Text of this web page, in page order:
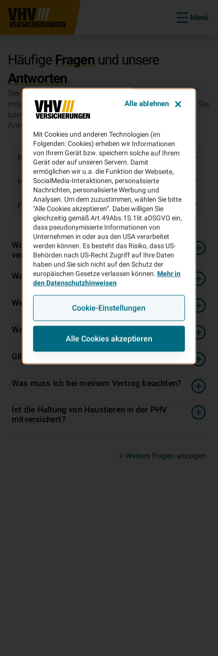
Menü
Häufige Fragen und unsere
Antworten.
Sie haben Fragen zu unseren Versicherungen? Sie
möchten wissen, wie es im Schadenfall weitergeht? Sie
benötigen Infos zu Ihrem Vertrag? Hier finden Sie
Antworten.
Unsere FAQs
Produkte
Haftpflicht
PHV
Wozu brauche ich eine Privat­-Haft­pflicht­
versicherung?
Was ist mit der PHV versichert?
Wer ist haft­pflicht­versichert?
Was ist von der PHV ausgeschlossen?
Gilt die PHV auch im Ausland?
Was muss ich bei meinem Vertrag beachten?
Ist die Haltung von Haustieren in der PHV
mitversichert?
Weitere Fragen anzeigen
Mit Cookies und anderen Technologien (im
Folgenden: Cookies) erheben wir Informationen
von Ihrem Gerät bzw. speichern solche auf Ihrem
Gerät oder auf unseren Servern. Damit
ermöglichen wir u.a. die Funktion der Webseite,
SocialMedia-Interaktionen, personalisierte
Nachrichten, personalisierte Werbung und
Analysen. Um dem zuzustimmen, wählen Sie bitte
"Alle Cookies akzeptieren“. Dabei willigen Sie
gleichzeitig gemäß Art.49Abs.1S.1lit.aDSGVO ein,
dass pseudonymisierte Informationen von
Unternehmen in oder aus den USA verarbeitet
werden können. Es besteht das Risiko, dass US-
Behörden nach US-Recht Zugriff auf Ihre Daten
haben und Sie sich nicht auf den Schutz der
europäischen Gesetze verlassen können. Mehr in
den Datenschutzhinweisen
Cookie-Einstellungen
Alle Cookies akzeptieren
Alle ablehnen